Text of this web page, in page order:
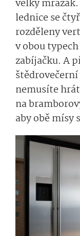
velký
lednice se
rozděleny
v obou
zabíjačku. A
štědrovečerní
nemusíte
na
aby obě mísy